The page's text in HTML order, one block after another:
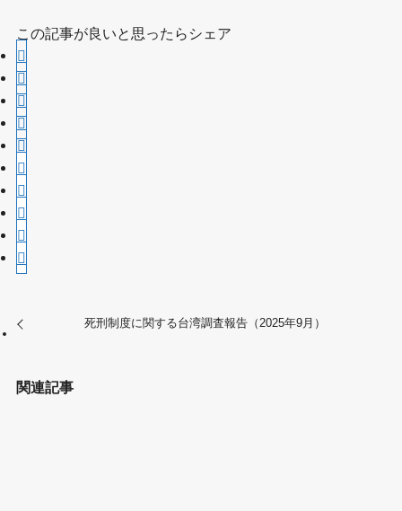
この記事が良いと思ったらシェア
死刑制度に関する台湾調査報告（2025年9月）
関連記事